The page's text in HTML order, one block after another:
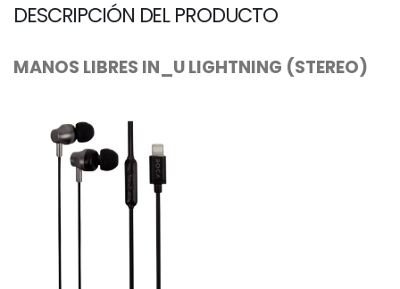
DESCRIPCIÓN DEL PRODUCTO
MANOS LIBRES IN_U LIGHTNING (STEREO)